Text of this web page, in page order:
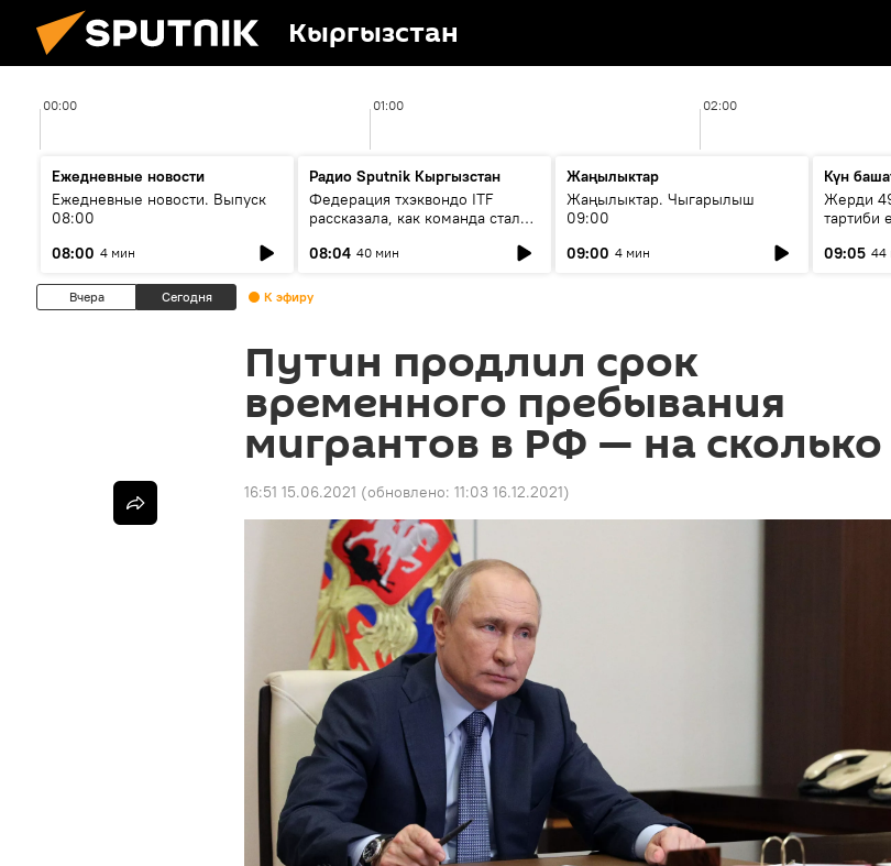
Кыргызстан
00:00 01:00 02:00
Ежедневные новости
Ежедневные новости. Выпуск
08:00
08:00 4 мин
Радио Sputnik Кыргызстан
Федерация тхэквондо ITF
рассказала, как команда стала
08:04 40 мин
Жаңылыктар
Жаңылыктар. Чыгарылыш
09:00
09:00 4 мин
Күн
Жерди
тартиби
09:05 44
Вчера Сегодня К эфиру
Путин продлил срок
временного пребывания
мигрантов в РФ — на сколько
16:51 15.06.2021 (обновлено: 11:03 16.12.2021)